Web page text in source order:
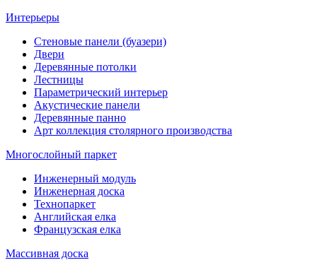
Интерьеры
Стеновые панели (буазери)
Двери
Деревянные потолки
Лестницы
Параметрический интерьер
Акустические панели
Деревянные панно
Арт коллекция столярного производства
Многослойный паркет
Инженерный модуль
Инженерная доска
Технопаркет
Английская елка
Французская елка
Массивная доска